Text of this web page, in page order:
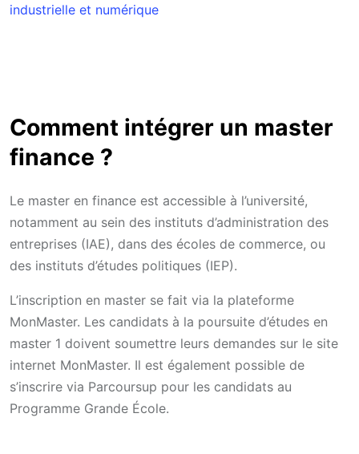
industrielle et numérique
Comment intégrer un master
finance ?
Le master en finance est accessible à l’université,
notamment au sein des instituts d’administration des
entreprises (IAE), dans des écoles de commerce, ou
des instituts d’études politiques (IEP).
L’inscription en master se fait via la plateforme
MonMaster. Les candidats à la poursuite d’études en
master 1 doivent soumettre leurs demandes sur le site
internet MonMaster. Il est également possible de
s’inscrire via Parcoursup pour les candidats au
Programme Grande École.